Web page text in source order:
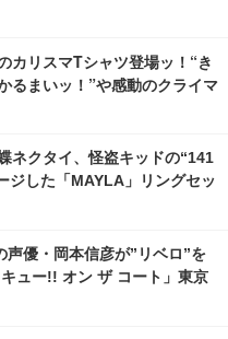
カリスマTシャツ登場ッ！“き
るまいッ！”や感動のクライマ
ネクタイ、怪盗キッドの“141
ジした「MAYLA」リングセッ
声優・岡本信彦が”リベロ”を
ュー!! オン ザ コート」東京